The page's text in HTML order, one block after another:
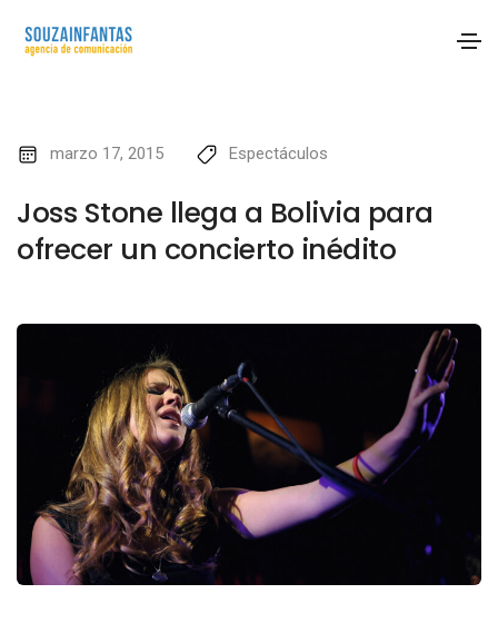
marzo 17, 2015 Espectáculos
Joss Stone llega a Bolivia para
ofrecer un concierto inédito